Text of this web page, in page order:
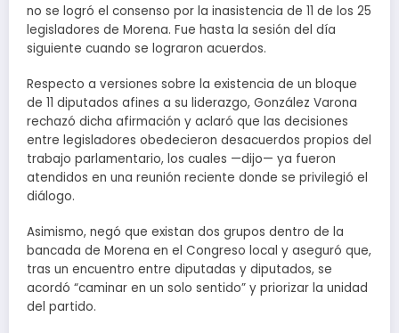
no se logró el consenso por la inasistencia de 11 de los 25
legisladores de Morena. Fue hasta la sesión del día
siguiente cuando se lograron acuerdos.
Respecto a versiones sobre la existencia de un bloque
de 11 diputados afines a su liderazgo, González Varona
rechazó dicha afirmación y aclaró que las decisiones
entre legisladores obedecieron desacuerdos propios del
trabajo parlamentario, los cuales —dijo— ya fueron
atendidos en una reunión reciente donde se privilegió el
diálogo.
Asimismo, negó que existan dos grupos dentro de la
bancada de Morena en el Congreso local y aseguró que,
tras un encuentro entre diputadas y diputados, se
acordó “caminar en un solo sentido” y priorizar la unidad
del partido.